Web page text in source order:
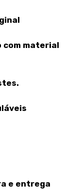
com material
e entrega